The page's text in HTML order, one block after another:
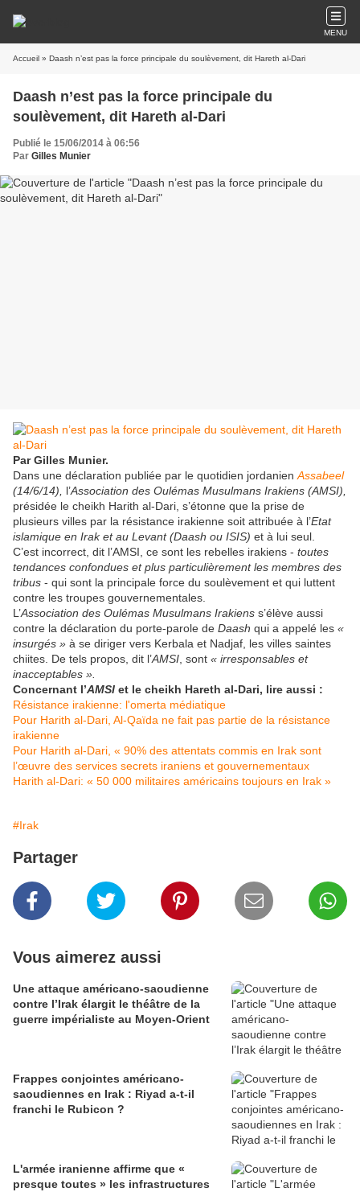
MENU
Accueil » Daash n’est pas la force principale du soulèvement, dit Hareth al-Dari
Daash n’est pas la force principale du
soulèvement, dit Hareth al-Dari
Publié le 15/06/2014 à 06:56
Par Gilles Munier
Par Gilles Munier.
Dans une déclaration publiée par le quotidien jordanien Assabeel
(14/6/14),
l’Association des Oulémas Musulmans Irakiens (AMSI),
présidée le cheikh Harith al-Dari, s’étonne que la prise de
plusieurs villes par la résistance irakienne soit attribuée à l’Etat
islamique en Irak et au Levant (Daash ou ISIS) et à lui seul.
C’est incorrect, dit l’AMSI, ce sont les rebelles irakiens - toutes
tendances confondues et plus particulièrement les membres des
tribus - qui sont la principale force du soulèvement et qui luttent
contre les troupes gouvernementales.
L’Association des Oulémas Musulmans Irakiens s’élève aussi
contre la déclaration du porte-parole de Daash qui a appelé les «
insurgés » à se diriger vers Kerbala et Nadjaf, les villes saintes
chiites. De tels propos, dit l’AMSI , sont « irresponsables et
inacceptables ».
Concernant l’AMSI et le cheikh Hareth al-Dari, lire aussi :
Résistance irakienne: l'omerta médiatique
Pour Harith al-Dari, Al-Qaïda ne fait pas partie de la résistance
irakienne
Pour Harith al-Dari, « 90% des attentats commis en Irak sont
l’œuvre des services secrets iraniens et gouvernementaux
Harith al-Dari: « 50 000 militaires américains toujours en Irak »
#Irak
Partager
Vous aimerez aussi
Une attaque américano-saoudienne
contre l’Irak élargit le théâtre de la
guerre impérialiste au Moyen-Orient
Frappes conjointes américano-
saoudiennes en Irak : Riyad a-t-il
franchi le Rubicon ?
L'armée iranienne affirme que «
presque toutes » les infrastructures